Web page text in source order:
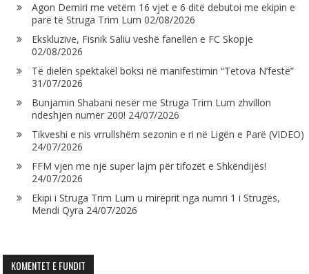
Agon Demiri me vetëm 16 vjet e 6 ditë debutoi me ekipin e
parë të Struga Trim Lum 02/08/2026
Ekskluzive, Fisnik Saliu veshë fanellën e FC Skopje
02/08/2026
Të dielën spektakël boksi në manifestimin “Tetova N’festë”
31/07/2026
Bunjamin Shabani nesër me Struga Trim Lum zhvillon
ndeshjen numër 200! 24/07/2026
Tikveshi e nis vrrullshëm sezonin e ri në Ligën e Parë (VIDEO)
24/07/2026
FFM vjen me një super lajm për tifozët e Shkëndijës!
24/07/2026
Ekipi i Struga Trim Lum u mirëprit nga numri 1 i Strugës,
Mendi Qyra 24/07/2026
KOMENTET E FUNDIT